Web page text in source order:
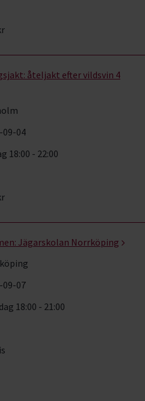
åteljakt efter vildsvin 4
09-04
18:00 - 22:00
Jägarskolan Norrköping
09-07
18:00 - 21:00